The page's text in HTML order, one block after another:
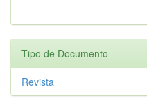
Tipo de Documento
Revista